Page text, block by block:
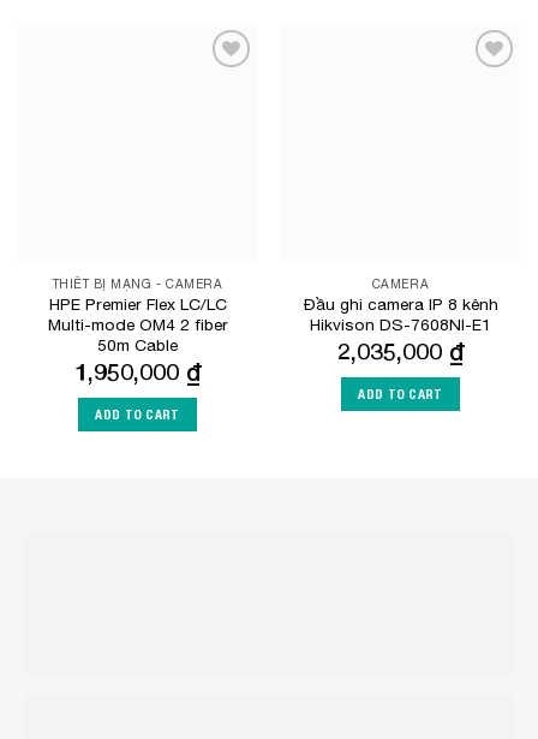
THIẾT BỊ MẠNG - CAMERA
HPE Premier Flex LC/LC
Multi-mode OM4 2 fiber
50m Cable
1,950,000 ₫
ADD TO CART
CAMERA
Đầu ghi camera IP 8 kênh
Hikvison DS-7608NI-E1
2,035,000 ₫
ADD TO CART